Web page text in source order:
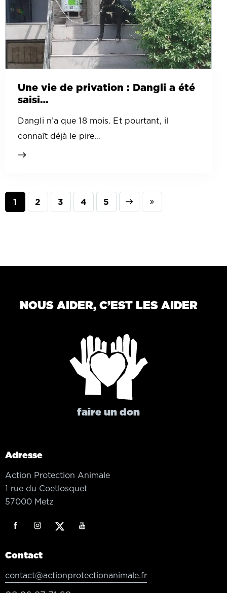
Une vie de privation : Dangli a été
saisi…
Dangli n’a que 18 mois. Et pourtant, il
connaît déjà le pire…
1 2 3 4 5
Next Last
NOUS AIDER, C’EST LES AIDER
faire un don
Adresse
Action Protection Animale
1 rue du Coetlosquet
57000 Metz
Contact
contact@actionprotectionanimale.fr